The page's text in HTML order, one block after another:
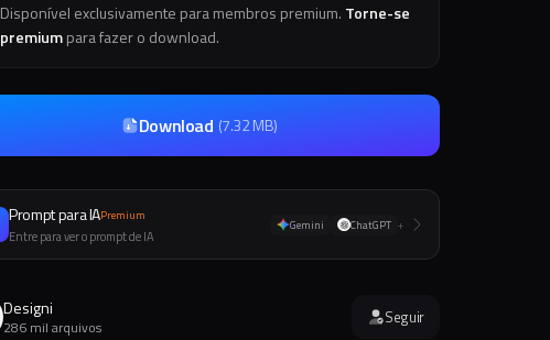
Disponível exclusivamente para membros premium. Torne-se
premiumpara fazer o download.
Download (7.32 MB)
Prompt para IAPremium
Entre para ver o prompt de IA
Gemini ChatGPT +
Designi
286 mil arquivos Seguir